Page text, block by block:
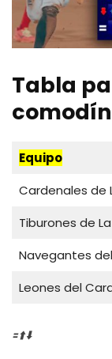
Tabla
Equipo
Cardenales de
Tiburones de
Navegantes
Leones del
🟰⬆️⬇️